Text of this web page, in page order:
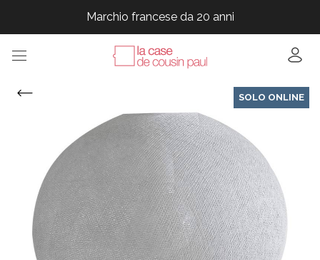
Marchio francese da 20 anni
Marchio francese da 20 anni
Marchio francese da 20 anni
SOLO ONLINE